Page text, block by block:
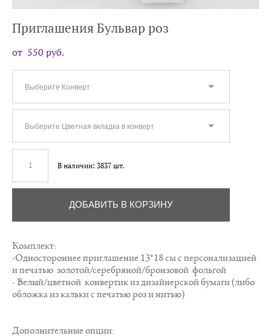
Приглашения Бульвар роз
от 550 pуб.
Выберите Конверт
Выберите Цветная вкладка в конверт
В наличии: 3837шт.
ДОБАВИТЬ В КОРЗИНУ
Комплект:
-Одностороннее приглашение 13*18 см с персонализацией
и печатью золотой/серебряной/бронзовой фольгой
- Белый/цветной конвертик из дизайнерской бумаги (либо
обложка из кальки с печатью роз и нитью)
Дополнительные опции: